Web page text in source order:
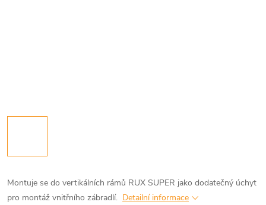
Montuje se do vertikálních rámů RUX SUPER jako dodatečný úchyt
pro montáž vnitřního zábradlí. Detailní informace